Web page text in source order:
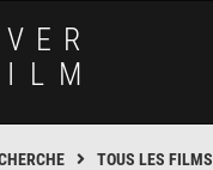
ILM
TOUS LES FILMS